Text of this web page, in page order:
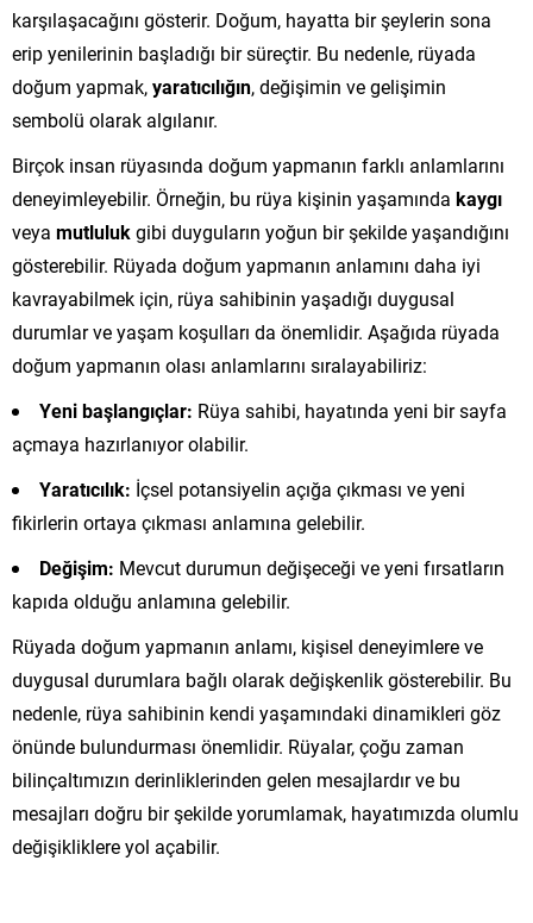
karşılaşacağını gösterir. Doğum, hayatta bir şeylerin sona
erip yenilerinin başladığı bir süreçtir. Bu nedenle, rüyada
doğum yapmak,yaratıcılığın, değişimin ve gelişimin
sembolü olarak algılanır.
Birçok insan rüyasında doğum yapmanın farklı anlamlarını
deneyimleyebilir. Örneğin, bu rüya kişinin yaşamında kaygı
veya mutlulukgibi duyguların yoğun bir şekilde yaşandığını
gösterebilir. Rüyada doğum yapmanın anlamını daha iyi
kavrayabilmek için, rüya sahibinin yaşadığı duygusal
durumlar ve yaşam koşulları da önemlidir. Aşağıda rüyada
doğum yapmanın olası anlamlarını sıralayabiliriz:
Yeni başlangıçlar: Rüya sahibi, hayatında yeni bir sayfa
açmaya hazırlanıyor olabilir.
Yaratıcılık: İçsel potansiyelin açığa çıkması ve yeni
fikirlerin ortaya çıkması anlamına gelebilir.
Değişim: Mevcut durumun değişeceği ve yeni fırsatların
kapıda olduğu anlamına gelebilir.
Rüyada doğum yapmanın anlamı, kişisel deneyimlere ve
duygusal durumlara bağlı olarak değişkenlik gösterebilir. Bu
nedenle, rüya sahibinin kendi yaşamındaki dinamikleri göz
önünde bulundurması önemlidir. Rüyalar, çoğu zaman
bilinçaltımızın derinliklerinden gelen mesajlardır ve bu
mesajları doğru bir şekilde yorumlamak, hayatımızda olumlu
değişikliklere yol açabilir.